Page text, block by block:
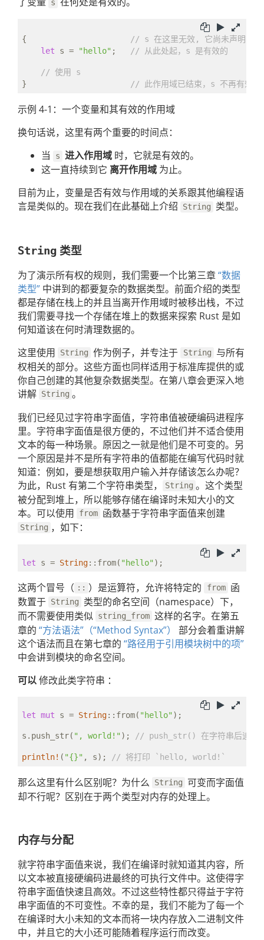
s
{
// s 在这里无效, 它尚未声明
let s = "hello" ; // 从此处起，s 是有效的
// 使用 s
}
// 此作用域已结束，s 不再有效
示例 4-1：一个变量和其有效的作用域
换句话说，这里有两个重要的时间点：
当
s 进入作用域 时，它就是有效的。
这一直持续到它 离开作用域 为止。
目前为止，变量是否有效与作用域的关系跟其他编程语
言是类似的。现在我们在此基础上介绍
String 类型。
String 类型
为了演示所有权的规则，我们需要一个比第三章“数据
类型” 中讲到的都要复杂的数据类型。前面介绍的类型
都是存储在栈上的并且当离开作用域时被移出栈，不过
我们需要寻找一个存储在堆上的数据来探索 Rust 是如
何知道该在何时清理数据的。
这里使用
String 作为例子，并专注于 String
与所有
权相关的部分。这些方面也同样适用于标准库提供的或
你自己创建的其他复杂数据类型。在第八章会更深入地
讲解 String 。
我们已经见过字符串字面值，字符串值被硬编码进程序
里。字符串字面值是很方便的，不过他们并不适合使用
文本的每一种场景。原因之一就是他们是不可变的。另
一个原因是并不是所有字符串的值都能在编写代码时就
知道：例如，要是想获取用户输入并存储该怎么办呢？
为此，Rust 有第二个字符串类型，
String 。这个类型
被分配到堆上，所以能够存储在编译时未知大小的文
本。可以使用
from 函数基于字符串字面值来创建
String ，如下：
let s = String::from( "hello"
这两个冒号（ :: ）是运算符，允许将特定的 from 函
数置于 String
类型的命名空间（namespace）下，
而不需要使用类似
string_from 这样的名字。在第五
章的 “方法语法”（“Method Syntax”）
部分会着重讲解
这个语法而且在第七章的 “路径用于引用模块树中的项”
中会讲到模块的命名空间。
可以修改此类字符串 ：
let mut s = String::from( "hello");
s.push_str( ", world!"); // push_str() 在字符串后追加
println! ( "{}" , s); // 将打印 `hello, world!`
那么这里有什么区别呢？为什么 String
可变而字面值
却不行呢？区别在于两个类型对内存的处理上。
内存与分配
就字符串字面值来说，我们在编译时就知道其内容，所
以文本被直接硬编码进最终的可执行文件中。这使得字
符串字面值快速且高效。不过这些特性都只得益于字符
串字面值的不可变性。不幸的是，我们不能为了每一个
在编译时大小未知的文本而将一块内存放入二进制文件
中，并且它的大小还可能随着程序运行而改变。